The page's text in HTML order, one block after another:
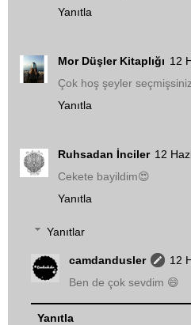
Yanıtla
Mor Düşler Kitaplığı 12
Çok hoş şeyler
Yanıtla
Ruhsadan İnciler 12
Cekete bayildim😍
Yanıtla
Yanıtlar
camdandusler
12
Ben de çok sevdim 😄
Yanıtla